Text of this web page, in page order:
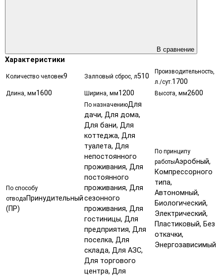
В сравнение
Характеристики
Количество человек9 Залповый сброс, л510
Производительность,
л./сут.1700
Длина, мм1600 Ширина, мм1200 Высота, мм2600
По способу
отвода Принудительный
(ПР)
По назначениюДля
дачи, Для дома,
Для бани, Для
коттеджа, Для
туалета, Для
непостоянного
проживания, Для
постоянного
проживания, Для
сезонного
проживания, Для
гостиницы, Для
предприятия, Для
поселка, Для
склада, Для АЗС,
Для торгового
центра, Для
По принципу
работыАэробный,
Компрессорного
типа,
Автономный,
Биологический,
Электрический,
Пластиковый, Без
откачки,
Энергозависимый